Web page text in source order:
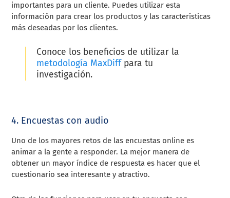
importantes para un cliente. Puedes utilizar esta
información para crear los productos y las características
más deseadas por los clientes.
Conoce los beneficios de utilizar la
metodología MaxDiffpara tu
investigación.
4. Encuestas con audio
Uno de los mayores retos de las encuestas online es
animar a la gente a responder. La mejor manera de
obtener un mayor índice de respuesta es hacer que el
cuestionario sea interesante y atractivo.